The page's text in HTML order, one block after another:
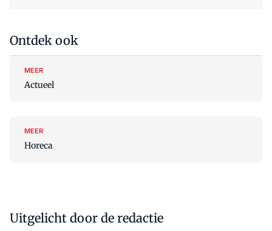
Ontdek ook
MEER
Actueel
MEER
Horeca
Uitgelicht door de redactie